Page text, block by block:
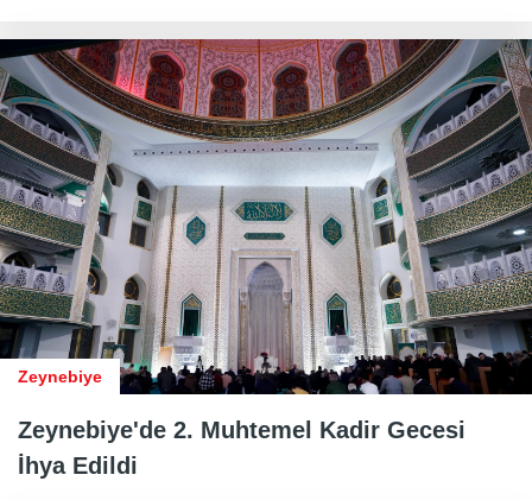
Zeynebiye
Zeynebiye'de 2. Muhtemel Kadir Gecesi
İhya Edildi